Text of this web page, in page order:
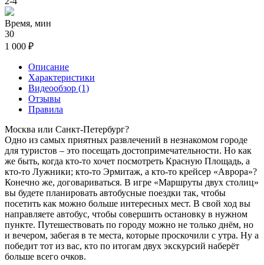
Время, мин
30
1 000 ₽
Описание
Характеристики
Видеообзор (1)
Отзывы
Правила
Москва или Санкт-Петербург?
Одно из самых приятных развлечений в незнакомом городе
для туристов – это посещать достопримечательности. Но как
же быть, когда кто-то хочет посмотреть Красную Площадь, а
кто-то Лужники; кто-то Эрмитаж, а кто-то крейсер «Аврора»?
Конечно же, договариваться. В игре «Маршруты двух столиц»
вы будете планировать автобусные поездки так, чтобы
посетить как можно больше интересных мест. В свой ход вы
направляете автобус, чтобы совершить остановку в нужном
пункте. Путешествовать по городу можно не только днём, но
и вечером, забегая в те места, которые проскочили с утра. Ну а
победит тот из вас, кто по итогам двух экскурсий наберёт
больше всего очков.